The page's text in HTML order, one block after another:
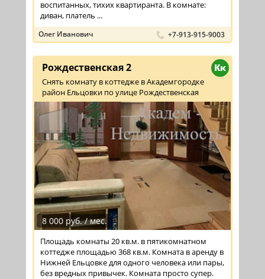
воспитанных, тихих квартиранта. В комнате:
диван, платель ...
Олег Иванович +7-913-915-9003
Кк
Рождественская 2
Снять комнату в коттедже в Академгородке
район Ельцовки по улице Рождественская
8 000 руб. / мес.
Площадь комнаты 20 кв.м. в пятикомнатном
коттедже площадью 368 кв.м. Комната в аренду в
Нижней Ельцовке для одного человека или пары,
без вредных привычек. Комната просто супер.